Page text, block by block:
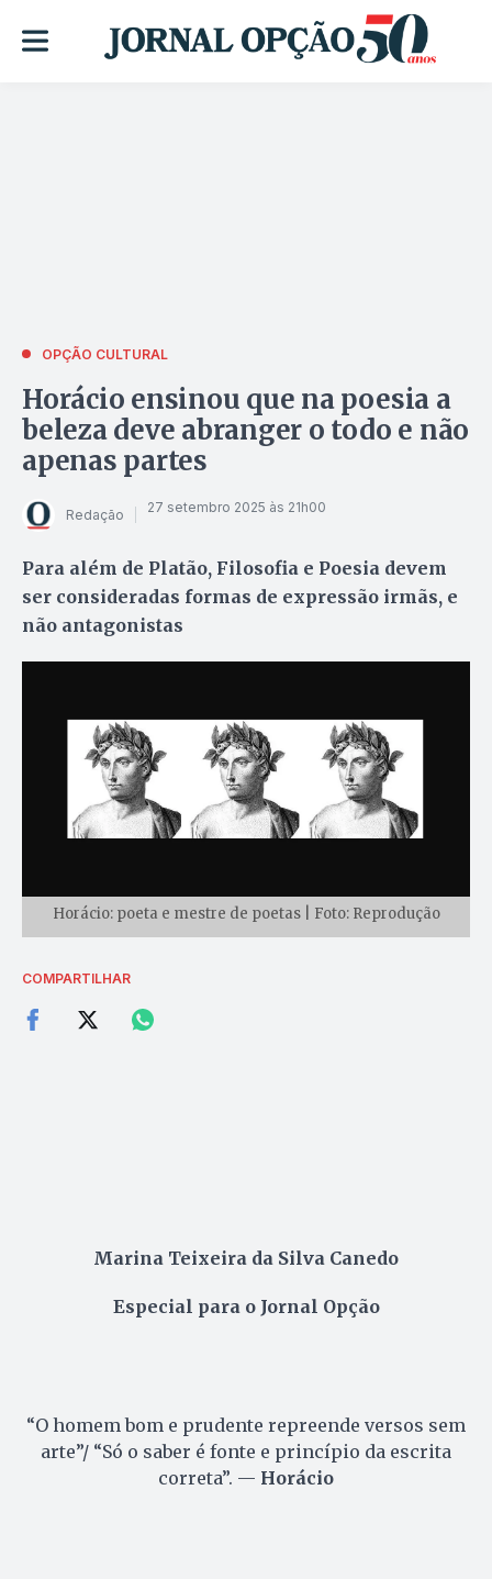
OPÇÃO CULTURAL
Horácio ensinou que na poesia a
beleza deve abranger o todo e não
apenas partes
Redação 27 setembro 2025 às 21h00
Para além de Platão, Filosofia e Poesia devem
ser consideradas formas de expressão irmãs, e
não antagonistas
Horácio: poeta e mestre de poetas | Foto: Reprodução
COMPARTILHAR
Marina Teixeira da Silva Canedo
Especial para o Jornal Opção
“O homem bom e prudente repreende versos sem
arte”/ “Só o saber é fonte e princípio da escrita
correta”. — Horácio